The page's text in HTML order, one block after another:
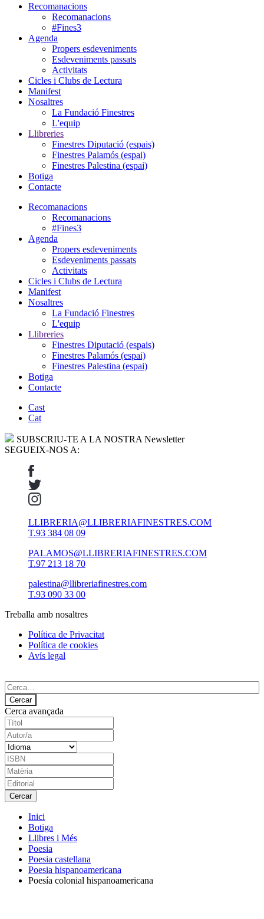
Recomanacions
Recomanacions
#Fines3
Agenda
Propers esdeveniments
Esdeveniments passats
Activitats
Cicles i Clubs de Lectura
Manifest
Nosaltres
La Fundació Finestres
L'equip
Llibreries
Finestres Diputació (espais)
Finestres Palamós (espai)
Finestres Palestina (espai)
Botiga
Contacte
Recomanacions
Recomanacions
#Fines3
Agenda
Propers esdeveniments
Esdeveniments passats
Activitats
Cicles i Clubs de Lectura
Manifest
Nosaltres
La Fundació Finestres
L'equip
Llibreries
Finestres Diputació (espais)
Finestres Palamós (espai)
Finestres Palestina (espai)
Botiga
Contacte
Cast
Cat
SUBSCRIU-TE A LA NOSTRA Newsletter
SEGUEIX-NOS A:
LLIBRERIA@LLIBRERIAFINESTRES.COM
T.93 384 08 09
PALAMOS@LLIBRERIAFINESTRES.COM
T.97 213 18 70
palestina@llibreriafinestres.com
T.93 090 33 00
Treballa amb nosaltres
Política de Privacitat
Política de cookies
Avís legal
Cerca avançada
Inici
Botiga
Llibres i Més
Poesia
Poesia castellana
Poesia hispanoamericana
Poesía colonial hispanoamericana